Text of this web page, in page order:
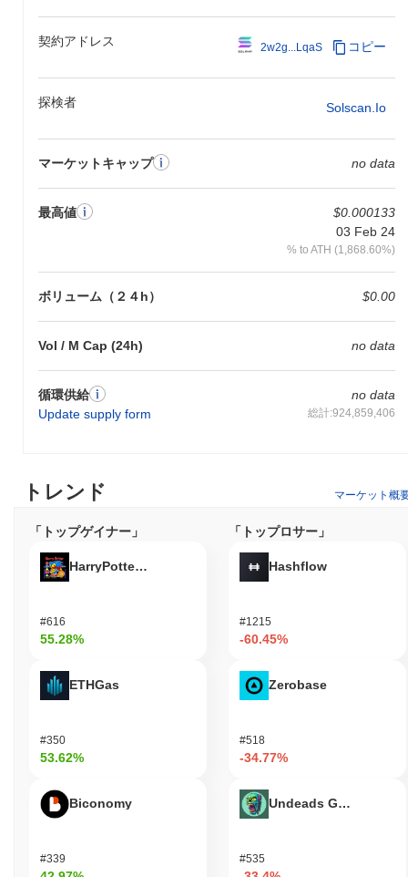
契約アドレス 2w2g...LqaS コピー
探検者 Solscan.io
マーケットキャップ no data
最高値
$0.000133
03 Feb 24
% to ATH (1,868.60%)
ボリューム（２４h） $0.00
Vol / M Cap (24h) no data
循環供給
Update supply form
no data
総計:924,859,406
トレンド マーケット概
「トップゲイナー」
HarryPotterObamaSonic10Inu (ETH)
#616
55.28%
ETHGas
#350
53.62%
Biconomy
#339
「トップロサー」
Hashflow
#1215
-60.45%
Zerobase
#518
-34.77%
Undeads Games
#535